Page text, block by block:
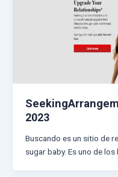
2023
Buscando es un sitio de
sugar baby. Es uno de